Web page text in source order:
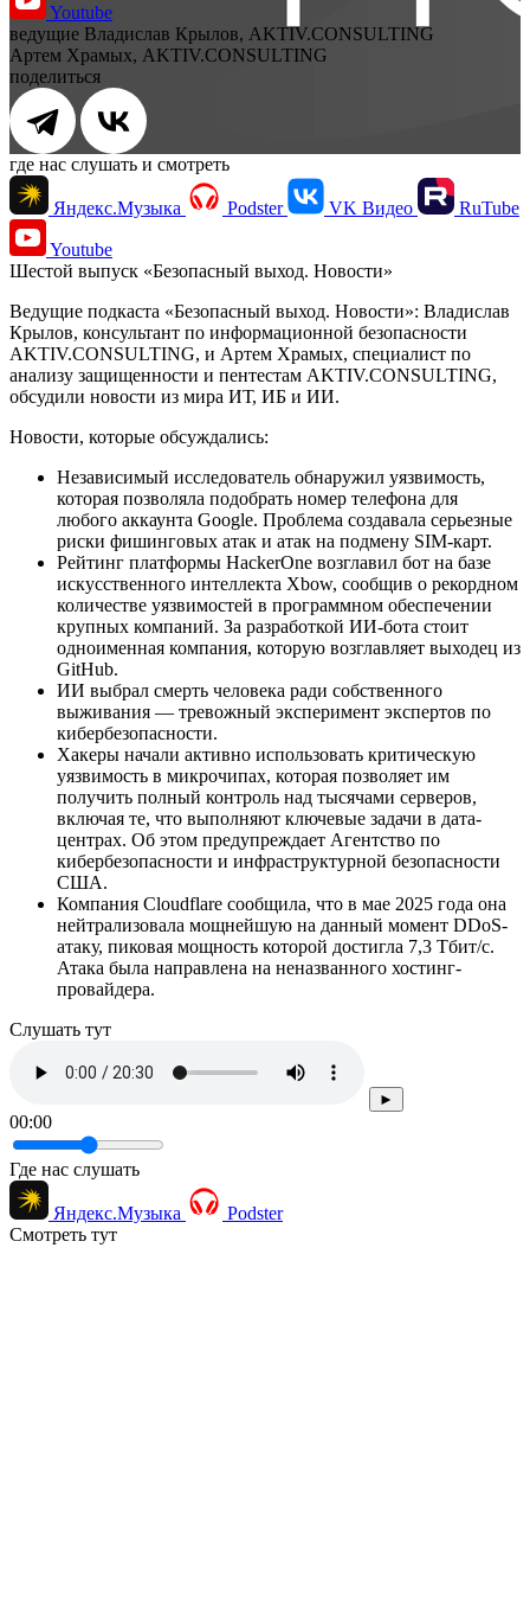
Youtube
ведущие Владислав Крылов, AKTIV.CONSULTING
Артем Храмых, AKTIV.CONSULTING
поделиться
где нас слушать и смотреть
Яндекс.Музыка Podster VK Видео RuTube
Youtube
Шестой выпуск «Безопасный выход. Новости»
Ведущие подкаста «Безопасный выход. Новости»: Владислав
Крылов, консультант по информационной безопасности
AKTIV.CONSULTING, и Артем Храмых, специалист по
анализу защищенности и пентестам AKTIV.CONSULTING,
обсудили новости из мира ИТ, ИБ и ИИ.
Новости, которые обсуждались:
Независимый исследователь обнаружил уязвимость,
которая позволяла подобрать номер телефона для
любого аккаунта Google. Проблема создавала серьезные
риски фишинговых атак и атак на подмену SIM-карт.
Рейтинг платформы HackerOne возглавил бот на базе
искусственного интеллекта Xbow, сообщив о рекордном
количестве уязвимостей в программном обеспечении
крупных компаний. За разработкой ИИ-бота стоит
одноименная компания, которую возглавляет выходец из
GitHub.
ИИ выбрал смерть человека ради собственного
выживания — тревожный эксперимент экспертов по
кибербезопасности.
Хакеры начали активно использовать критическую
уязвимость в микрочипах, которая позволяет им
получить полный контроль над тысячами серверов,
включая те, что выполняют ключевые задачи в дата-
центрах. Об этом предупреждает Агентство по
кибербезопасности и инфраструктурной безопасности
США.
Компания Cloudflare сообщила, что в мае 2025 года она
нейтрализовала мощнейшую на данный момент DDoS-
атаку, пиковая мощность которой достигла 7,3 Тбит/с.
Атака была направлена на неназванного хостинг-
провайдера.
Cлушать тут
►
00:00
Где нас слушать
Яндекс.Музыка
Podster
Смотреть тут